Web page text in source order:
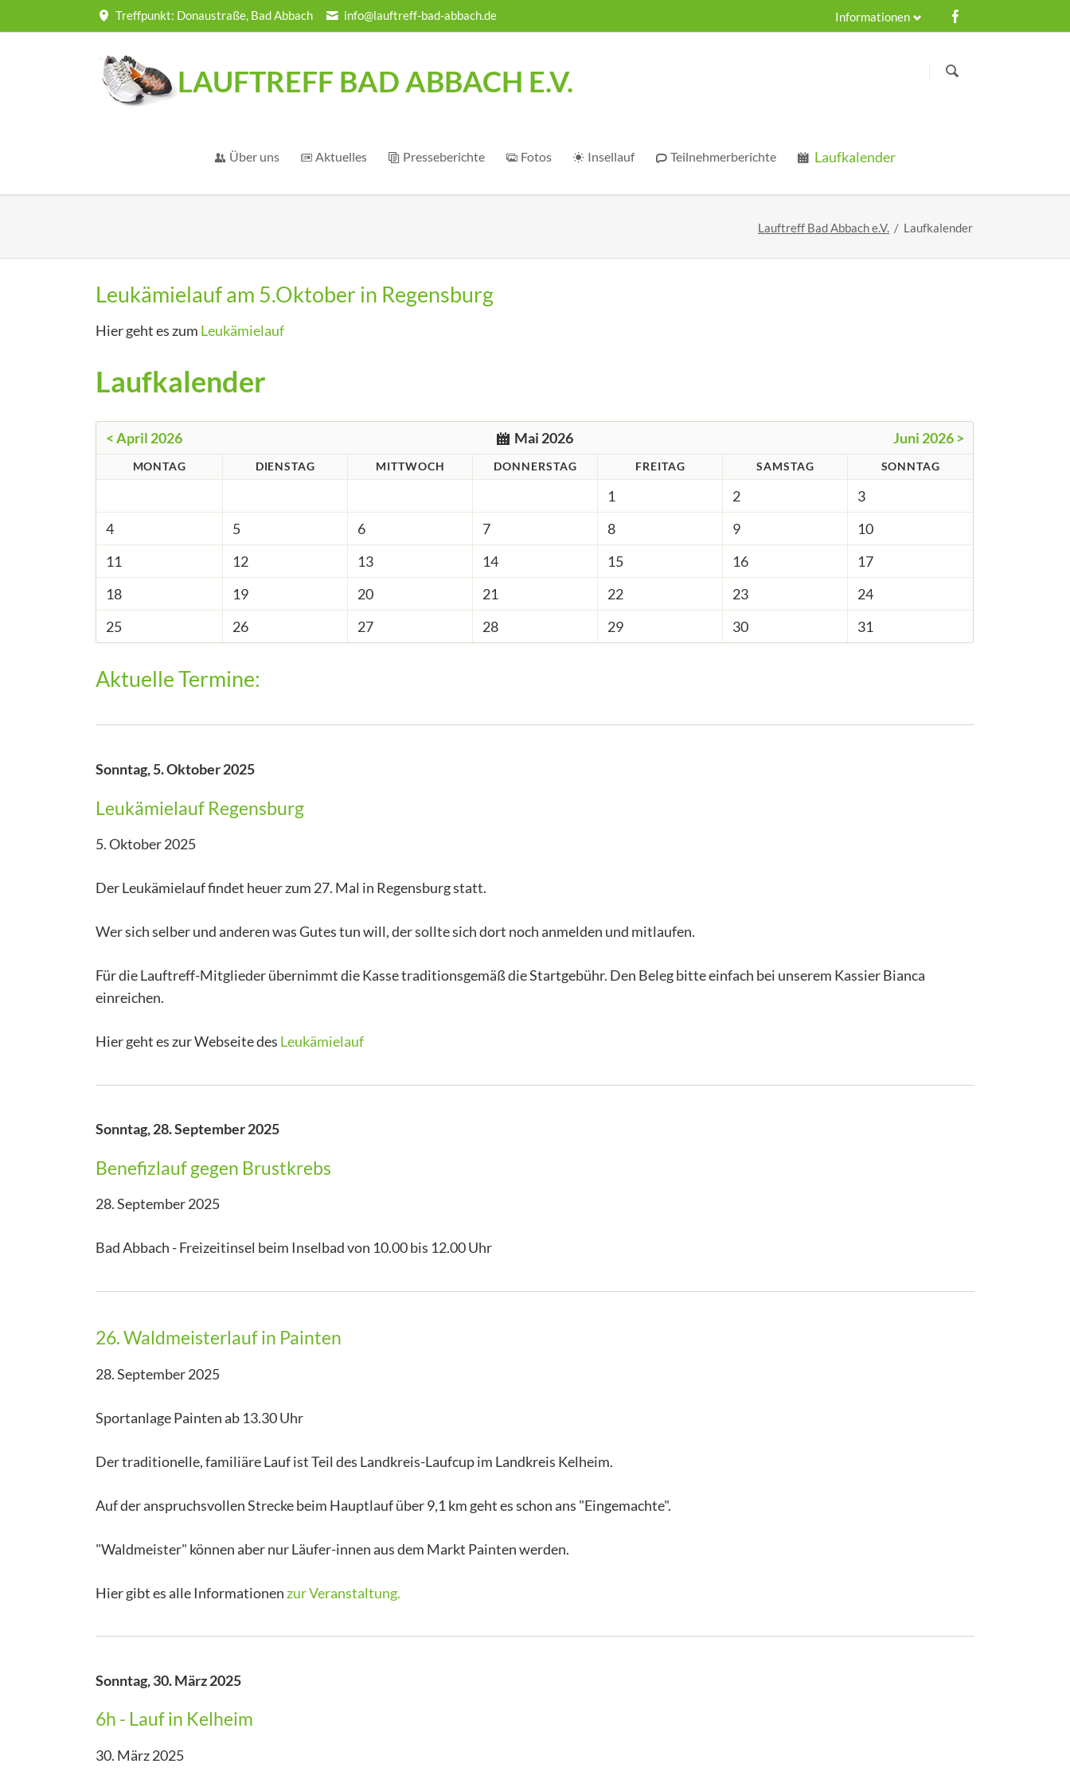
Treffpunkt: Donaustraße, Bad Abbach info@lauftreff-bad-abbach.de
Informationen
LAUFTREFF BAD ABBACH E.V.
Über uns
Vorstandschaft
Beitrittserklärung
Satzung
Aktuelles Presseberichte Fotos Insellauf Teilnehmerberichte Laufkalender
Lauftreff Bad Abbach e.V. Laufkalender
Leukämielauf am 5.Oktober in Regensburg
Hier geht es zum Leukämielauf
Laufkalender
< April 2026 Mai 2026 Juni 2026 >
MONTAG DIENSTAG MITTWOCH DONNERSTAG FREITAG SAMSTAG SONNTAG
1 2
3
4
5 6 7 8 9
10
11
12 13 14 15 16
17
18
19 20 21 22 23
24
25
26 27 28 29 30 31
Aktuelle Termine:
Sonntag,5. Oktober 2025
Leukämielauf Regensburg
5. Oktober 2025
Der Leukämielauf findet heuer zum 27. Mal in Regensburg statt.
Wer sich selber und anderen was Gutes tun will, der sollte sich dort noch anmelden und mitlaufen.
Für die Lauftreff-Mitglieder übernimmt die Kasse traditionsgemäß die Startgebühr. Den Beleg bitte einfach bei unserem Kassier Bianca
einreichen.
Hier geht es zur Webseite des Leukämielauf
Sonntag,28. September 2025
Benefizlauf gegen Brustkrebs
28. September 2025
Bad Abbach - Freizeitinsel beim Inselbad von 10.00 bis 12.00 Uhr
26. Waldmeisterlauf in Painten
28. September 2025
Sportanlage Painten ab 13.30 Uhr
Der traditionelle, familiäre Lauf ist Teil des Landkreis-Laufcup im Landkreis Kelheim.
Auf der anspruchsvollen Strecke beim Hauptlauf über 9,1 km geht es schon ans "Eingemachte".
"Waldmeister" können aber nur Läufer-innen aus dem Markt Painten werden.
Hier gibt es alle Informationen zur Veranstaltung.
Sonntag,30. März 2025
6h - Lauf in Kelheim
30. März 2025